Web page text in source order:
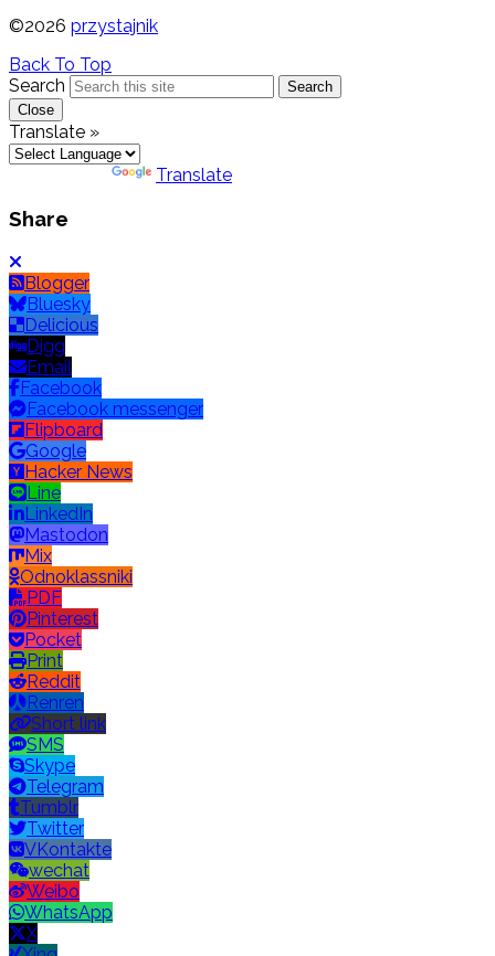
©2026 przystajnik
Back To Top
Search
Search
Close
Translate »
Translate
Share
Blogger
Bluesky
Delicious
Digg
Email
Facebook
Facebook messenger
Flipboard
Google
Hacker News
Line
LinkedIn
Mastodon
Mix
Odnoklassniki
PDF
Pinterest
Pocket
Print
Reddit
Renren
Short link
SMS
Skype
Telegram
Tumblr
Twitter
VKontakte
wechat
Weibo
WhatsApp
X